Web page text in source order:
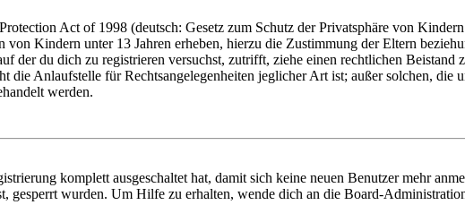
Act of 1998 (deutsch: Gesetz zum Schutz der Privatsphäre von
von Kindern unter 13 Jahren erheben, hierzu die Zustimmung der Eltern
der du dich zu registrieren versuchst, zutrifft, ziehe einen rechtlichen
die Anlaufstelle für Rechtsangelegenheiten jeglicher Art ist; außer solchen,
werden.
komplett ausgeschaltet hat, damit sich keine neuen Benutzer mehr
gesperrt wurden. Um Hilfe zu erhalten, wende dich an die Board-